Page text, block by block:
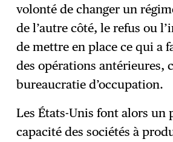
volonté de changer un
de l’autre côté, le refus ou
de mettre en place ce qui a
des opérations antérieures,
bureaucratie d’occupation.
Les États-Unis font alors un
capacité des sociétés à